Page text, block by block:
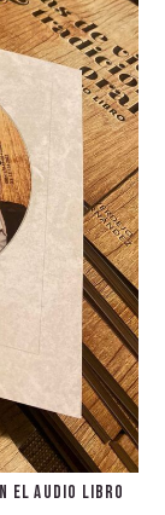
el audio libro